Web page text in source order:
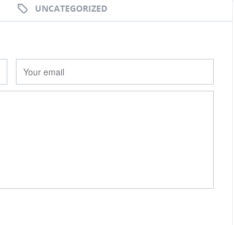
UNCATEGORIZED